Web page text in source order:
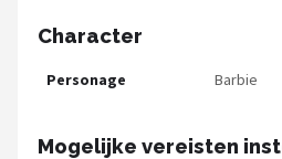
Character
Personage Barbie
Mogelijke vereisten